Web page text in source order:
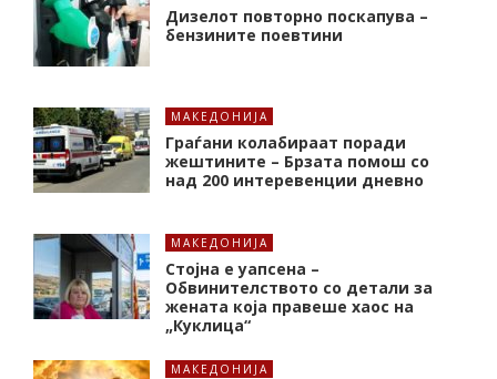
Дизелот повторно поскапува –
бензините поевтини
МАКЕДОНИЈА
Граѓани колабираат поради
жештините – Брзата помош со
над 200 интеревенции дневно
МАКЕДОНИЈА
Стојна е уапсена –
Обвинителството со детали за
жената која правеше хаос на
„Куклица“
МАКЕДОНИЈА